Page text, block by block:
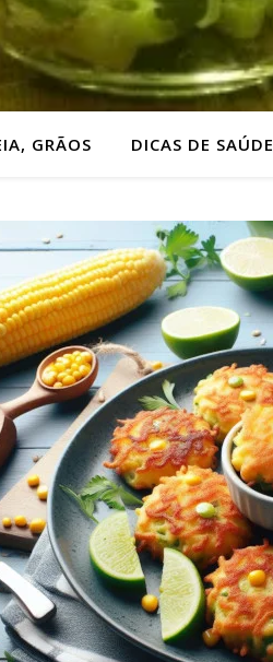
GRÃOS DICAS DE SAÚDE